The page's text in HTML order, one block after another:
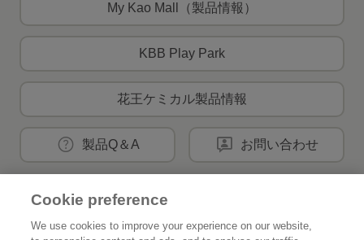
My Kao Mall（製品情報）
KBB Play Park
花王ケミカル製品情報
製品Q＆A お問い合わせ
Cookie preference
We use cookies to improve your experience on our website,